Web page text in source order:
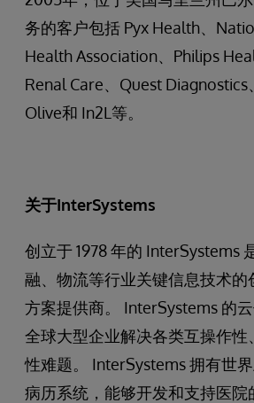
务的客户包括 Pyx Health、
Health Association、Philips
Renal Care、Quest Diagnostics
Olive和 In2L等。
关于InterSystems
创立于 1978 年的 InterSystems
融、物流等行业关键信息技术的
方案提供商。 InterSystems 的
全球大型企业解决各类互操作性
性难题。 InterSystems 拥有世
病历系统，能够开发和支持医院